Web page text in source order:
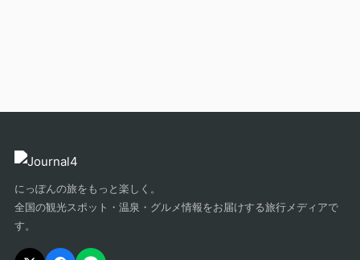
にっぽんの旅をもっと楽しく。
全国の観光スポット・温泉・グルメ情報をお届けする旅行メディアで
す。